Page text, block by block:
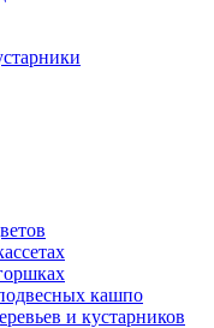
кашпо
и кустарников